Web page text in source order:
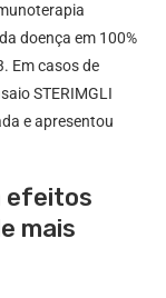
doença em 100%
Em casos de
STERIMGLI
e apresentou
efeitos
mais